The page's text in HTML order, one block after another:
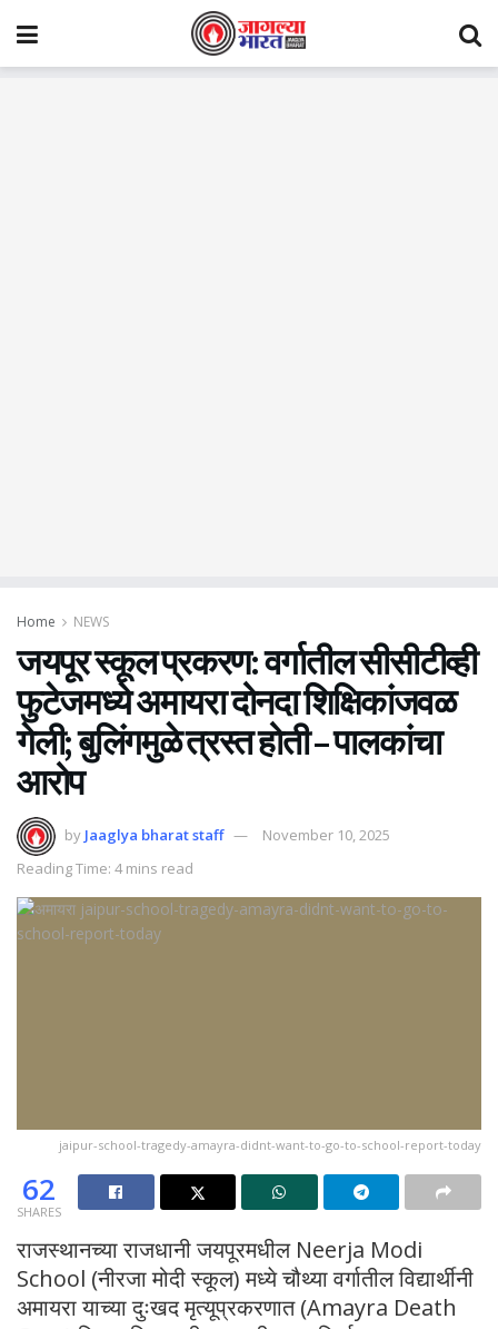
Home NEWS
जयपूर स्कूल प्रकरण: वर्गातील सीसीटीव्ही
फुटेजमध्ये अमायरा दोनदा शिक्षिकांजवळ
गेली; बुलिंगमुळे त्रस्त होती – पालकांचा
आरोप
by Jaaglya bharat staff
November 10, 2025
Reading Time: 4 mins read
jaipur-school-tragedy-amayra-didnt-want-to-go-to-school-report-today
62
SHARES
राजस्थानच्या राजधानी जयपूरमधील Neerja Modi
School (नीरजा मोदी स्कूल) मध्ये चौथ्या वर्गातील विद्यार्थीनी
अमायरा याच्या दुःखद मृत्यूप्रकरणात (Amayra Death